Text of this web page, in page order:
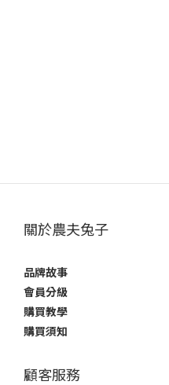
關於農夫兔子
品牌故事
會員分級
購買教學
購買須知
顧客服務